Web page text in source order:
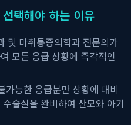
택해야 하는 이유
및 마취통증의학과 전문의가
모든 응급 상황에 즉각적인
가능한 응급분만 상황에 대비
술실을 완비하여 산모와 아기